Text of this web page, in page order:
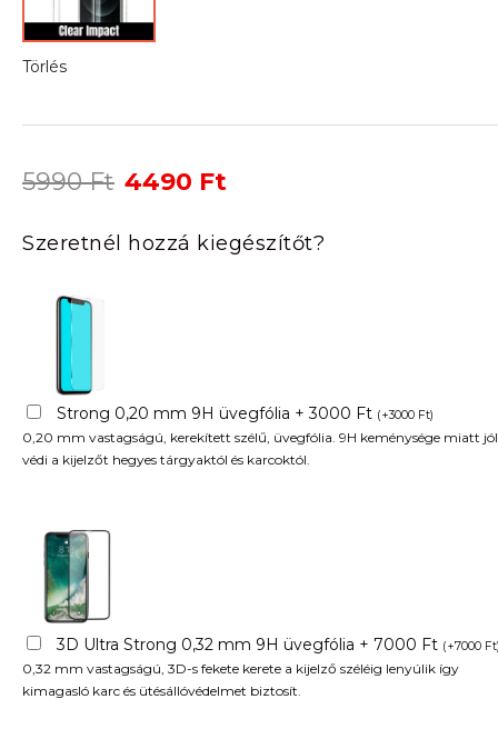
Törlés
5990Ft Original
was:
5990 Ft.
4490 Ft
is:
4490 Ft.
Szeretnél hozzá kiegészítőt?
Strong 0,20 mm 9H üvegfólia + 3000 Ft (+3000 Ft)
0,20 mm vastagságú, kerekített szélű, üvegfólia. 9H keménysége miatt jól
védi a kijelzőt hegyes tárgyaktól és karcoktól.
3D Ultra Strong 0,32 mm 9H üvegfólia + 7000 Ft (+7000 Ft
0,32 mm vastagságú, 3D-s fekete kerete a kijelző széléig lenyúlik így
kimagasló karc és ütésállóvédelmet biztosít.